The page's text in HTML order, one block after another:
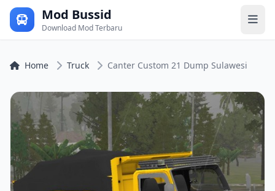
Mod Bussid
Download Mod Terbaru
Home Truck Canter Custom 21 Dump Sulawesi